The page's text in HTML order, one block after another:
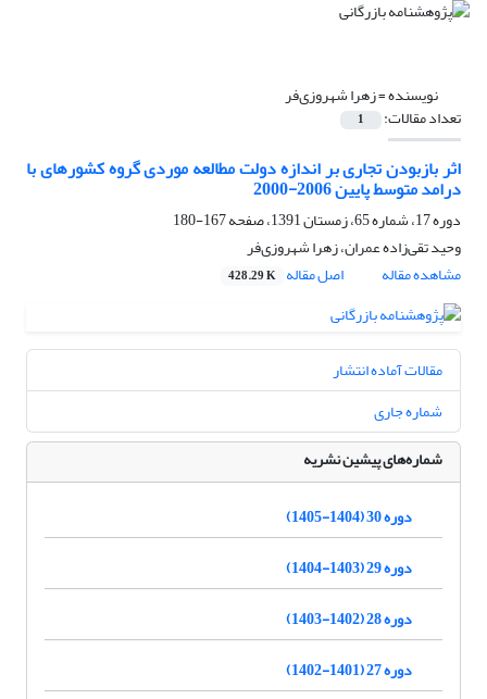
نویسنده =زهرا شهروزی‌فر
تعداد مقالات: 1
اثر بازبودن تجاری بر اندازه دولت مطالعه موردی گروه کشورهای با
درامد متوسط پایین 2006-2000
دوره 17، شماره 65، زمستان 1391، صفحه
167-180
وحید تقی‌زاده عمران، زهرا شهروزی‌فر
مشاهده مقاله
اصل مقاله 428.29 K
مقالات آماده انتشار
شماره جاری
شماره‌های پیشین نشریه
دوره 30 (1404-1405)
دوره 29 (1403-1404)
دوره 28 (1402-1403)
دوره 27 (1401-1402)